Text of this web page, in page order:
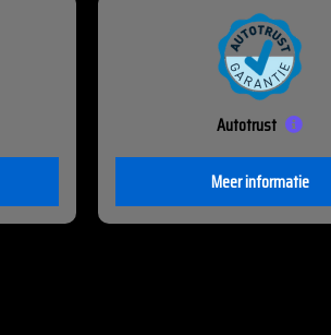
Autotrust
Meer informatie